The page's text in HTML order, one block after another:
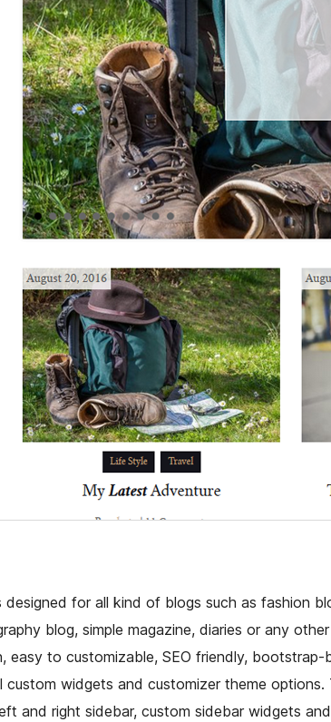
designed for all kind of blogs such as fashion
blog, simple magazine, diaries or any
easy to customizable, SEO friendly,
widgets and customizer theme
and right sidebar, custom sidebar widgets